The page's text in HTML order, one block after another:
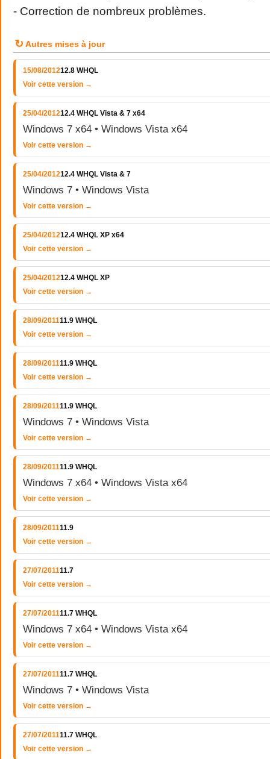
- Correction de nombreux problèmes.
↻ Autres mises à jour
15/08/201212.8 WHQL
Voir cette version →
25/04/201212.4 WHQL Vista & 7 x64
Windows 7 x64 • Windows Vista x64
Voir cette version →
25/04/201212.4 WHQL Vista & 7
Windows 7 • Windows Vista
Voir cette version →
25/04/201212.4 WHQL XP x64
Voir cette version →
25/04/201212.4 WHQL XP
Voir cette version →
28/09/201111.9 WHQL
Voir cette version →
28/09/201111.9 WHQL
Voir cette version →
28/09/201111.9 WHQL
Windows 7 • Windows Vista
Voir cette version →
28/09/201111.9 WHQL
Windows 7 x64 • Windows Vista x64
Voir cette version →
28/09/201111.9
Voir cette version →
27/07/201111.7
Voir cette version →
27/07/201111.7 WHQL
Windows 7 x64 • Windows Vista x64
Voir cette version →
27/07/201111.7 WHQL
Windows 7 • Windows Vista
Voir cette version →
27/07/201111.7 WHQL
Voir cette version →